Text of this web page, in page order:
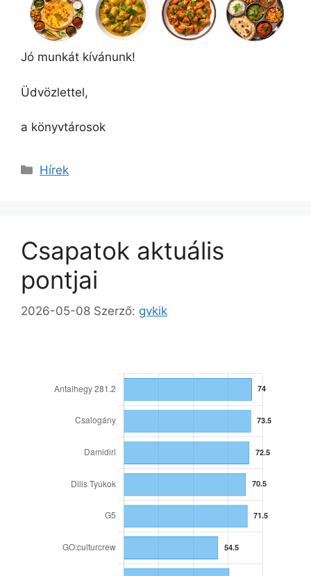
Jó munkát kívánunk!
Üdvözlettel,
a könyvtárosok
Kategória
Hírek
Csapatok aktuális
pontjai
2026-05-08 Szerző: gvkik